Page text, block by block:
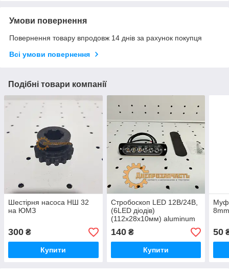
Умови повернення
Повернення товару впродовж 14 днів за рахунок покупця
Всі умови повернення
Подібні товари компанії
Шестірня насоса НШ 32
на ЮМЗ
300 ₴
Купити
Стробоскоп LED 12В/24В,
(6LED діодів)
(112х28х10мм) aluminum
140₴
Купити
50